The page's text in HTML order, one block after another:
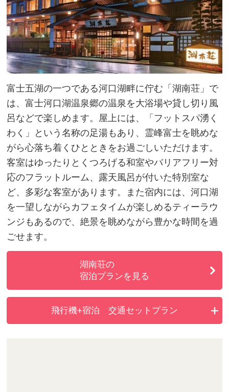
富士五湖の一つである河口湖畔に佇む「湖南荘」で
は、富士河口湖温泉郷の温泉を大浴場や貸し切り風
呂などで楽しめます。屋上には、「フットスパ湧く
わく」という名称の足湯もあり、霊峰富士を眺めな
がら心落ち着くひとときをお過ごしいただけます。
客室はゆったりとくつろげる和室やバリアフリー対
応のフラットルーム、露天風呂が付いた特別室な
ど、多彩な客室があります。また宿内には、河口湖
を一望しながらカフェタイムが楽しめるティーラウ
ンジもあるので、絶景を眺めながら豊かな時間を過
ごせます。
湖南荘の
宿泊プランを見る
飛行機+宿泊 交通セットプラン